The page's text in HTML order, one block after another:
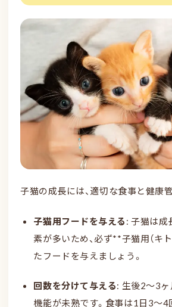
子猫の成長には、適切な食事と健康
子猫用フードを与える: 子猫は成
素が多いため、必ず**子猫用（キ
たフードを与えましょう。
回数を分けて与える: 生後2〜3ヶ
機能が未熟です。食事は1日3〜4